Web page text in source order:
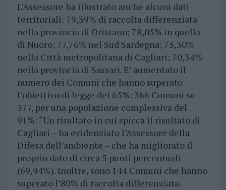
L’Assessore ha illustrato anche alcuni dati
territoriali: 79,39% di raccolta differenziata
nella provincia di Oristano; 78,05% in quella
di Nuoro; 77,76% nel Sud Sardegna; 73,30%
nella Città metropolitana di Cagliari; 70,34%
nella provincia di Sassari. E’ aumentato il
numero dei Comuni che hanno superato
l’obiettivo di legge del 65%: 366 Comuni su
377, per una popolazione complessiva del
91%: “Un risultato in cui spicca il risultato di
Cagliari – ha evidenziato l’Assessore della
Difesa dell’ambiente – che ha migliorato il
proprio dato di circa 5 punti percentuali
(69,94%). Inoltre, sono 144 Comuni che hanno
superato l’80% di raccolta differenziata.